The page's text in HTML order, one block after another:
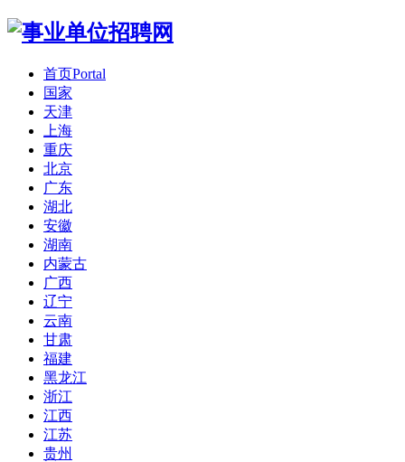
首页Portal
国家
天津
上海
重庆
北京
广东
湖北
安徽
湖南
内蒙古
广西
辽宁
云南
甘肃
福建
黑龙江
浙江
江西
江苏
贵州